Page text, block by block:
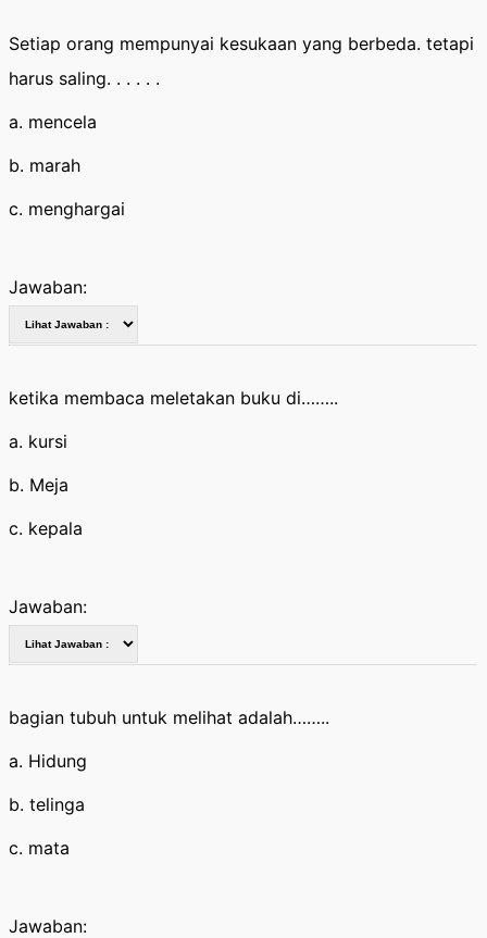
Setiap orang mempunyai kesukaan yang berbeda. tetapi
harus saling. . . . . .
a. mencela
b. marah
c. menghargai
Jawaban:
ketika membaca meletakan buku di……..
a. kursi
b. Meja
c. kepala
Jawaban:
bagian tubuh untuk melihat adalah……..
a. Hidung
b. telinga
c. mata
Jawaban: